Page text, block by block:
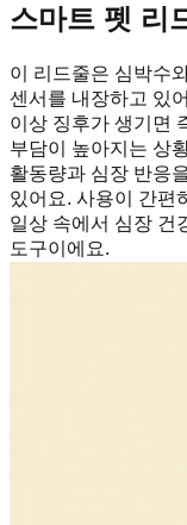
스마트 펫 리
이 리드줄은 심박수
센서를 내장하고 있
이상 징후가 생기면
부담이 높아지는 상
활동량과 심장 반응
있어요. 사용이 간편
일상 속에서 심장 건
도구이에요.